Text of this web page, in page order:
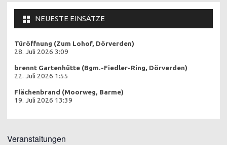
NEUESTE EINSÄTZE
Türöffnung (Zum Lohof, Dörverden)
28. Juli 2026 3:09
brennt Gartenhütte (Bgm.-Fiedler-Ring, Dörverden)
22. Juli 2026 1:55
Flächenbrand (Moorweg, Barme)
19. Juli 2026 13:39
Veranstaltungen